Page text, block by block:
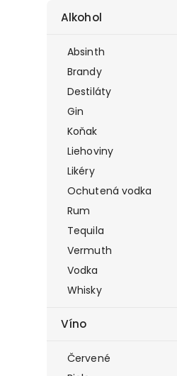
Alkohol
Absinth
Brandy
Destiláty
Gin
Koňak
Liehoviny
Likéry
Ochutená vodka
Rum
Tequila
Vermuth
Vodka
Whisky
Víno
Červené